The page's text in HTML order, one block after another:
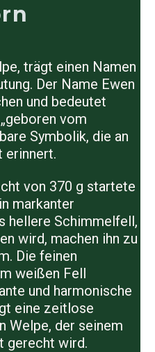
trägt einen Namen
Der Name Ewen
und bedeutet
vom
Symbolik, die an
erinnert.
von 370 g startete
markanter
hellere Schimmelfell,
wird, machen ihn zu
Die feinen
weißen Fell
und harmonische
eine zeitlose
Welpe, der seinem
gerecht wird.